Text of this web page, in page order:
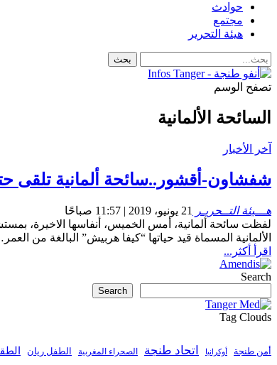
حوادث
مجتمع
هيئة التحرير
تصفح الوسم
السائحة الألمانية
آخر الأخبار
شفشاون-أقشور..سائحة ألمانية تلقى
هـــيئة التــحريـر
21 يونيو، 2019 | 11:57 صباحًا
لفظت سائحة ألمانية، أمس الخميس، أنفاسها الاخيرة،
الألمانية المسماة قيد حياتها “كيفا هربيش” البالغة من
اقرأ أكثر...
Search
Search
Tag Clouds
أمن طنجة أوكرانيا اتحاد طنجة الصحراء المغربية الطفل ريان